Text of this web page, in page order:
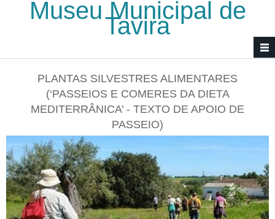
Passar para o conteúdo principal
Museu Municipal de
Tavira
PLANTAS SILVESTRES ALIMENTARES
(‘PASSEIOS E COMERES DA DIETA
MEDITERRÂNICA’ - TEXTO DE APOIO DE
PASSEIO)